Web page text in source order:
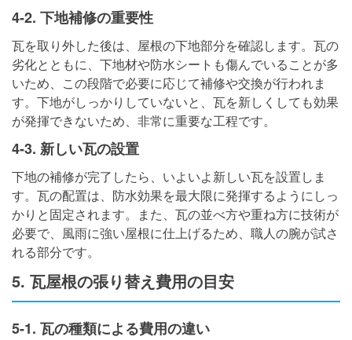
4-2. 下地補修の重要性
瓦を取り外した後は、屋根の下地部分を確認します。瓦の
劣化とともに、下地材や防水シートも傷んでいることが多
いため、この段階で必要に応じて補修や交換が行われま
す。下地がしっかりしていないと、瓦を新しくしても効果
が発揮できないため、非常に重要な工程です。
4-3. 新しい瓦の設置
下地の補修が完了したら、いよいよ新しい瓦を設置しま
す。瓦の配置は、防水効果を最大限に発揮するようにしっ
かりと固定されます。また、瓦の並べ方や重ね方に技術が
必要で、風雨に強い屋根に仕上げるため、職人の腕が試さ
れる部分です。
5. 瓦屋根の張り替え費用の目安
5-1. 瓦の種類による費用の違い